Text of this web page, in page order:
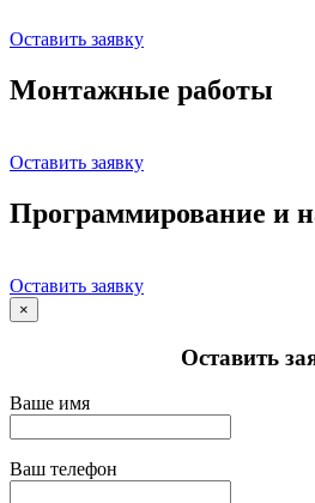
Оставить заявку
Монтажные работы
Оставить заявку
Программирование и
Оставить заявку
×
Оставить
Ваше имя
Ваш телефон